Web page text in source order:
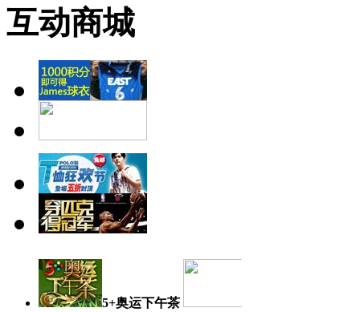
互动商城
5+奥运下午茶